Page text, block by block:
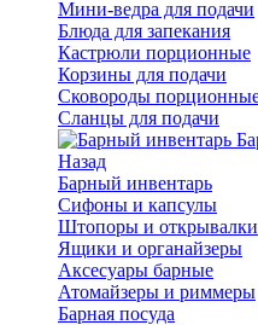
Мини-ведра для подачи
Блюда для запекания
Кастрюли порционные
Корзины для подачи
Сковороды
Сланцы для подачи
Назад
Барный инвентарь
Сифоны и капсулы
Штопоры и открывалки
Ящики и органайзеры
Аксесуары барные
Атомайзеры и риммеры
Барная посуда